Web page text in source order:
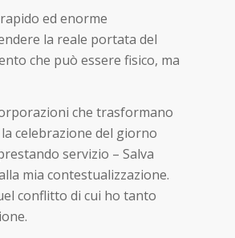
ed enorme
la reale portata del
che può essere fisico, ma
che trasformano
celebrazione del giorno
servizio – Salva
mia contestualizzazione.
conflitto di cui ho tanto